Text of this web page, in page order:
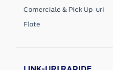
Comerciale & Pick Up-uri
Flote